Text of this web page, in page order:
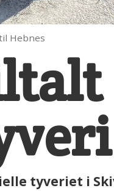
Hebnes
tyveriet i